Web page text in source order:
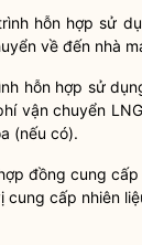
hỗn hợp sử
về đến nhà
hỗn hợp sử
vận chuyển
(nếu có).
đồng cung
cung cấp nhiên